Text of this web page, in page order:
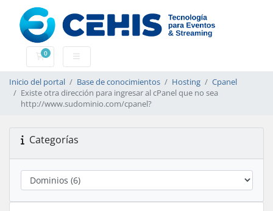
0
Carrito
Inicio del portal Base de conocimientos Hosting
Cpanel
Existe otra dirección para ingresar al cPanel que no sea
http://www.sudominio.com/cpanel?
Categorías